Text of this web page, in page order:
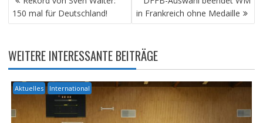
150 mal für Deutschland!
in Frankreich ohne Medaille
WEITERE INTERESSANTE BEITRÄGE
Aktuelles International